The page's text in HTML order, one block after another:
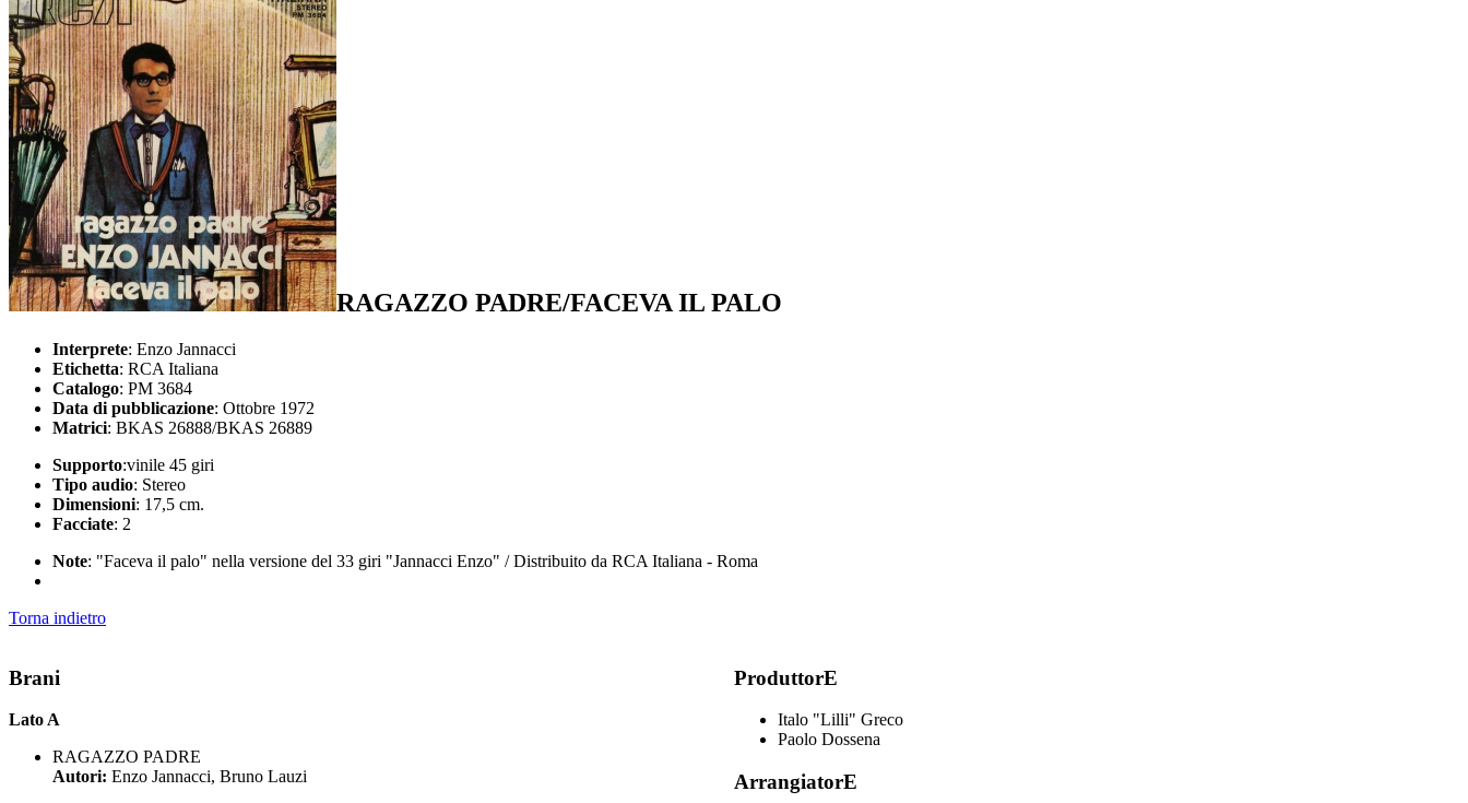
RAGAZZO PADRE/FACEVA IL PALO
Interprete: Enzo Jannacci
Etichetta: RCA Italiana
Catalogo: PM 3684
Data di pubblicazione: Ottobre 1972
Matrici: BKAS 26888/BKAS 26889
Supporto:vinile 45 giri
Tipo audio: Stereo
Dimensioni: 17,5 cm.
Facciate: 2
Note: "Faceva il palo" nella versione del 33 giri "Jannacci Enzo" / Distribuito da RCA Italiana - Roma
Torna indietro
Brani
Lato A
RAGAZZO PADRE
Autori: Enzo Jannacci, Bruno Lauzi
ProduttorE
Italo "Lilli" Greco
Paolo Dossena
ArrangiatorE